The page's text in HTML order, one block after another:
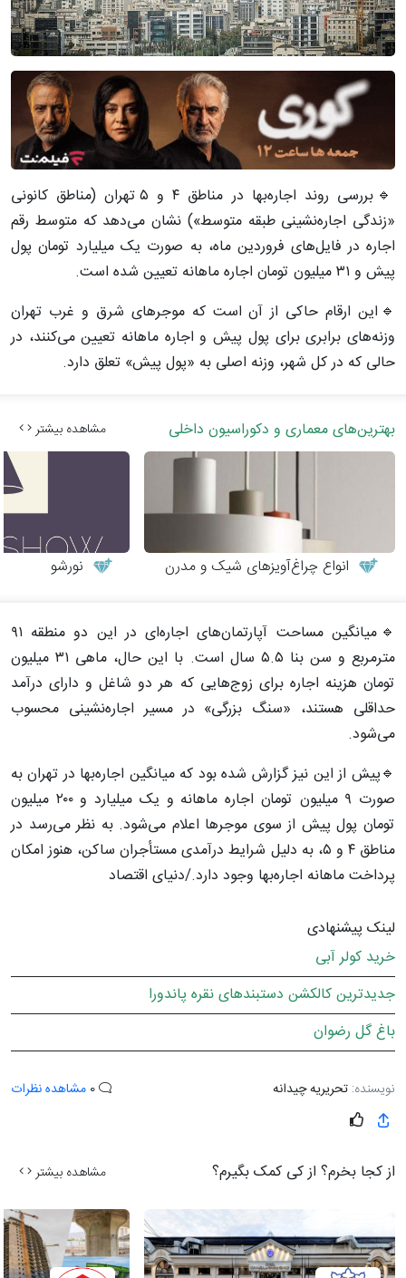
🔹بررسی روند اجاره‌بها در مناطق ۴ و ۵ تهران (مناطق کانونی
«زندگی اجاره‌نشینی طبقه متوسط») نشان می‌دهد که متوسط رقم
اجاره در فایل‌های فروردین ماه، به صورت یک میلیارد تومان پول
پیش و ۳۱ میلیون تومان اجاره ماهانه تعیین شده است.
🔹این ارقام حاکی از آن است که موجرهای شرق و غرب تهران
وزنه‌های برابری برای پول پیش و اجاره ماهانه تعیین می‌کنند، در
حالی که در کل شهر، وزنه اصلی به «پول پیش» تعلق دارد.
بهترین‌های معماری و دکوراسیون داخلی مشاهده بیشتر
انواع چراغ‌آویزهای شیک و مدرن نورشو
🔹میانگین مساحت آپارتمان‌های اجاره‌ای در این دو منطقه ۹۱
مترمربع و سن بنا ۵.۵ سال است. با این حال، ماهی ۳۱ میلیون
تومان هزینه اجاره برای زوج‌هایی که هر دو شاغل و دارای درآمد
حداقلی هستند، «سنگ بزرگی» در مسیر اجاره‌نشینی محسوب
می‌شود.
🔹پیش از این نیز گزارش شده بود که میانگین اجاره‌بها در تهران به
صورت ۹ میلیون تومان اجاره ماهانه و یک میلیارد و ۲۰۰ میلیون
تومان پول پیش از سوی موجرها اعلام می‌شود. به نظر می‌رسد در
مناطق ۴ و ۵، به دلیل شرایط درآمدی مستأجران ساکن، هنوز امکان
پرداخت ماهانه اجاره‌بها وجود دارد./دنیای اقتصاد
لینک پیشنهادی
خرید کولر آبی
جدیدترین کالکشن دستبندهای نقره پاندورا
باغ گل رضوان
نویسنده: تحریریه چیدانه مشاهده نظرات
از کجا بخرم؟ از کی کمک بگیرم؟ مشاهده بیشتر